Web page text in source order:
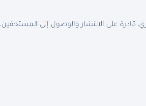
قادرة على الانتشار والوصول إلى المستحقين،